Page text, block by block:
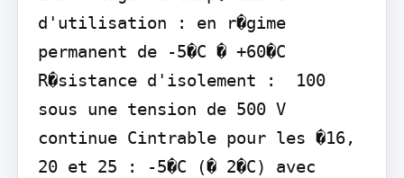
d'utilisation : en r�gime
permanent de -5�C � +60�C
R�sistance d'isolement :  100
sous une tension de 500 V
continue Cintrable pour les �16,
20 et 25 : -5�C (� 2�C) avec